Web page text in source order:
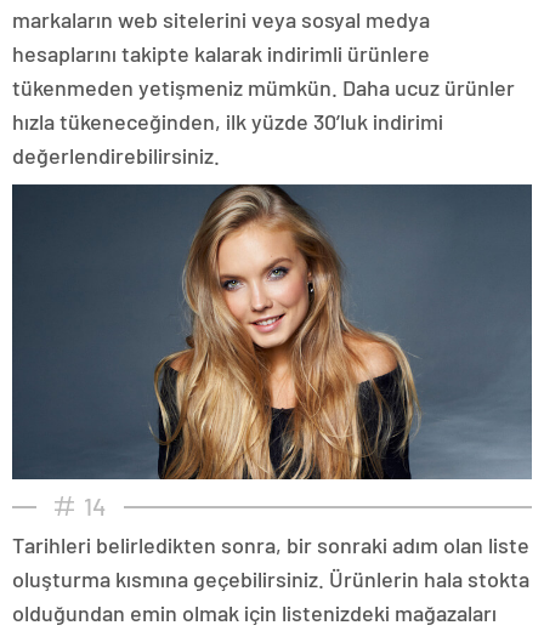
markaların web sitelerini veya sosyal medya
hesaplarını takipte kalarak indirimli ürünlere
tükenmeden yetişmeniz mümkün. Daha ucuz ürünler
hızla tükeneceğinden, ilk yüzde 30’luk indirimi
değerlendirebilirsiniz.
14
Tarihleri belirledikten sonra, bir sonraki adım olan liste
oluşturma kısmına geçebilirsiniz. Ürünlerin hala stokta
olduğundan emin olmak için listenizdeki mağazaları